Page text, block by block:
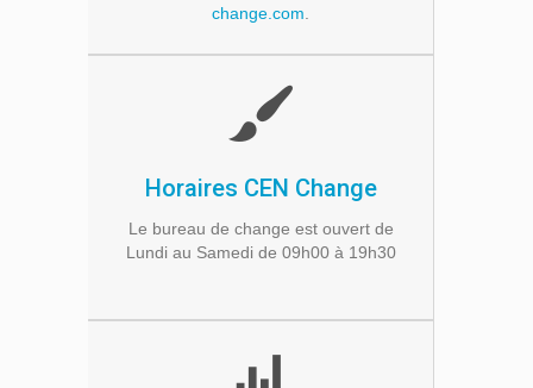
change.com.
Horaires CEN Change
Le bureau de change est ouvert de
Lundi au Samedi de 09h00 à 19h30